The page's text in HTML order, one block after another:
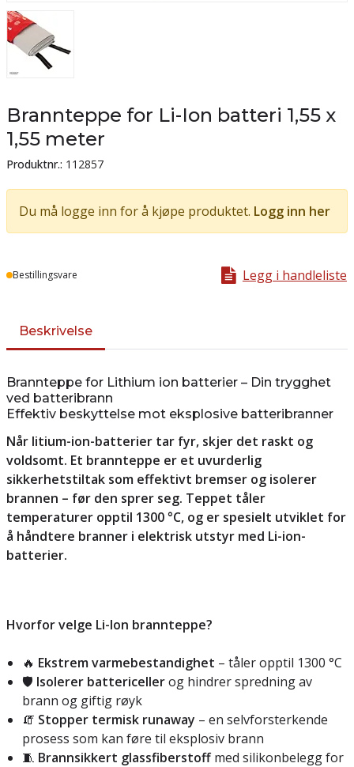
Brannteppe for Li-Ion batteri 1,55 x
1,55 meter
Produktnr.: 112857
Du må logge inn for å kjøpe produktet. Logg inn her
Lager
Bestillingsvare Legg i handleliste
Beskrivelse
Brannteppe for Lithium ion batterier – Din trygghet
ved batteribrann
Effektiv beskyttelse mot eksplosive batteribranner
Når litium-ion-batterier tar fyr, skjer det raskt og
voldsomt. Et brannteppe er et uvurderlig
sikkerhetstiltak som effektivt bremser og isolerer
brannen – før den sprer seg. Teppet tåler
temperaturer opptil 1300 °C, og er spesielt utviklet for
å håndtere branner i elektrisk utstyr med Li-ion-
batterier.
Hvorfor velge Li-Ion brannteppe?
🔥 Ekstrem varmebestandighet – tåler opptil 1300 °C
🛡️ Isolerer battericellerog hindrer spredning av
brann og giftig røyk
🧯 Stopper termisk runaway – en selvforsterkende
prosess som kan føre til eksplosiv brann
🧵 Brannsikkert glassfiberstoffmed silikonbelegg for